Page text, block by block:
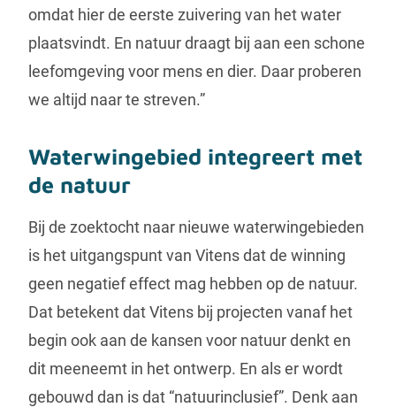
omdat hier de eerste zuivering van het water
plaatsvindt. En natuur draagt bij aan een schone
leefomgeving voor mens en dier. Daar proberen
we altijd naar te streven.”
Waterwingebied integreert met
de natuur
Bij de zoektocht naar nieuwe waterwingebieden
is het uitgangspunt van Vitens dat de winning
geen negatief effect mag hebben op de natuur.
Dat betekent dat Vitens bij projecten vanaf het
begin ook aan de kansen voor natuur denkt en
dit meeneemt in het ontwerp. En als er wordt
gebouwd dan is dat “natuurinclusief”. Denk aan